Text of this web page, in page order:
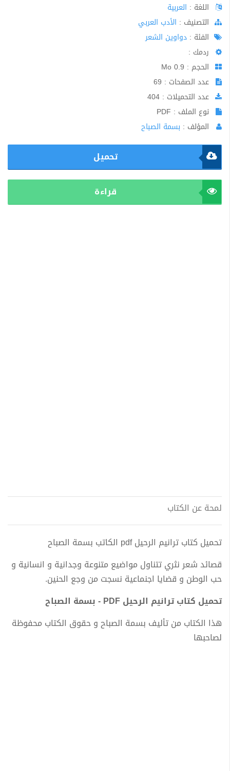
اللغة : العربية
اﻟﺘﺼﻨﻴﻒ : الأدب العربي
الفئة : دواوين الشعر
ردمك :
الحجم : 0.9 Mo
عدد الصفحات : 69
عدد التحميلات : 404
نوع الملف : PDF
المؤلف : بسمة الصباح
تحميل
قراءة
لمحة عن الكتاب
تحميل كتاب ترانيم الرحيل pdf الكاتب بسمة الصباح
قصائد شعر نثري تتناول مواضيع متنوعة وجدانية و انسانية و
حب الوطن و قضايا اجنماعية نسجت من وجع الحنين.
تحميل كتاب ترانيم الرحيل PDF - بسمة الصباح
هذا الكتاب من تأليف بسمة الصباح و حقوق الكتاب محفوظة
لصاحبها